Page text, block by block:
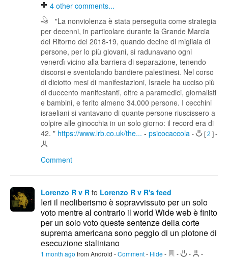
4 other comments...
"La nonviolenza è stata perseguita come strategia
per decenni, in particolare durante la Grande Marcia
del Ritorno del 2018-19, quando decine di migliaia di
persone, per lo più giovani, si radunavano ogni
venerdì vicino alla barriera di separazione, tenendo
discorsi e sventolando bandiere palestinesi. Nel corso
di diciotto mesi di manifestazioni, Israele ha ucciso più
di duecento manifestanti, oltre a paramedici, giornalisti
e bambini, e ferito almeno 34.000 persone. I cecchini
israeliani si vantavano di quante persone riuscissero a
colpire alle ginocchia in un solo giorno: il record era di
42. " https://www.lrb.co.uk/the... - psicocaccola - [2 ]-
Comment
Lorenzo R v R to Lorenzo R v R's feed
Ieri il neoliberismo è sopravvissuto per un solo
voto mentre al contrario il world Wide web è finito
per un solo voto queste sentenze della corte
suprema americana sono peggio di un plotone di
esecuzione staliniano
1 month ago from Android -Comment- Hide - - -
-